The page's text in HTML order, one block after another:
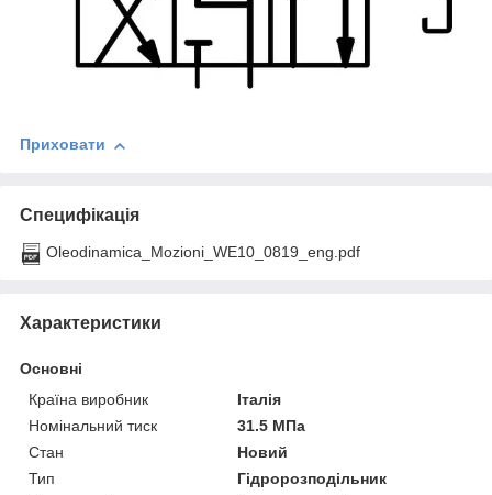
Приховати
Специфікація
Oleodinamica_Mozioni_WE10_0819_eng.pdf
Характеристики
Основні
Країна виробник
Італія
Номінальний тиск
31.5 МПа
Стан
Новий
Тип
Гідророзподільник